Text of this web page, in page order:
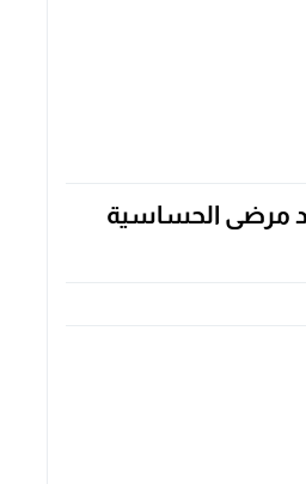
مرضى الحساسية